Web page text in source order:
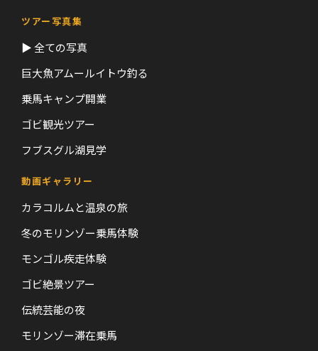
ツアー写真集
▶ 全ての写真
巨大魚アムールイトウ釣る
乗馬キャンプ開業
ゴビ観光ツアー
フブスグル湖見学
動画ギャラリー
カラコルムと温泉の旅
冬のモリンゾー乗馬体験
モンゴル疾走体験
ゴビ絶景ツアー
伝統芸能の夜
モリンゾー滞在乗馬